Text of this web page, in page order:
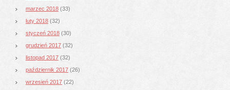
marzec 2018 (33)
luty 2018 (32)
styczeń 2018 (30)
grudzień 2017 (32)
listopad 2017 (32)
październik 2017 (26)
wrzesień 2017 (22)